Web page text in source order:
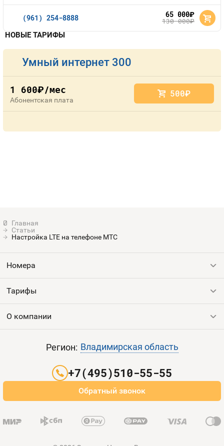
Статьи
Настройка LTE на телефоне МТС
(961) 254-8888 65 000руб.
130 000руб.
НОВЫЕ ТАРИФЫ
Умный интернет 300
1 600руб./мес
Абонентская плата
500руб.
Номера
Все номера
Тарифы
Выгодные тарифы
О компании
Оплата и доставка
Регион: Владимирская область
+7(495)510-55-55
Обратный звонок